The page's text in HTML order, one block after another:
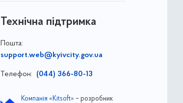
Технічна підтримка
Пошта:
support.web@kyivcity.gov.ua
Телефон: (044) 366-80-13
Компанія «Kitsoft» – розробник